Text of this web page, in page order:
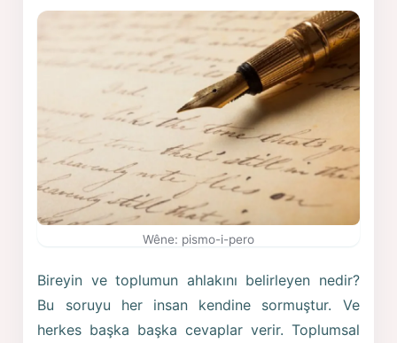
Wêne: pismo-i-pero
Bireyin ve toplumun ahlakını belirleyen nedir?
Bu soruyu her insan kendine sormuştur. Ve
herkes başka başka cevaplar verir. Toplumsal